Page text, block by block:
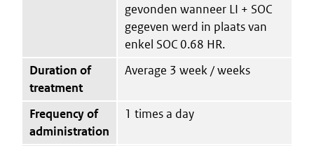
gevonden wanneer LI + SOC
gegeven werd in plaats van
enkel SOC 0.68 HR.
Duration of
treatment
Average 3 week / weeks
Frequency of
administration
1 times a day